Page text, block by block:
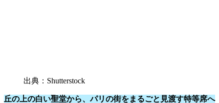
出典：Shutterstock
丘の上の白い聖堂から、パリの街をまるごと見渡す特等席へ